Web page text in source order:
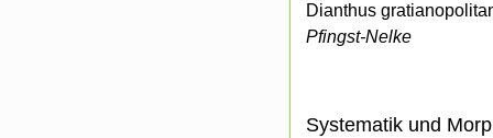
Dianthus
Pfingst-Nelke
Systematik und